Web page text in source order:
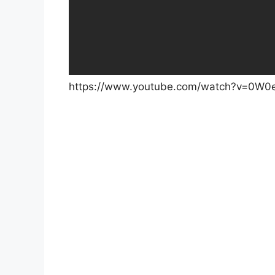
https://www.youtube.com/